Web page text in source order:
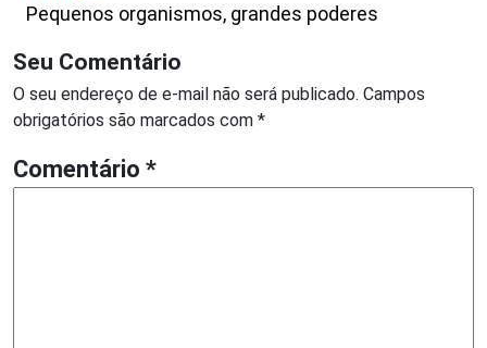
Pequenos organismos, grandes poderes
Seu Comentário
O seu endereço de e-mail não será publicado. Campos
obrigatórios são marcados com *
Comentário *